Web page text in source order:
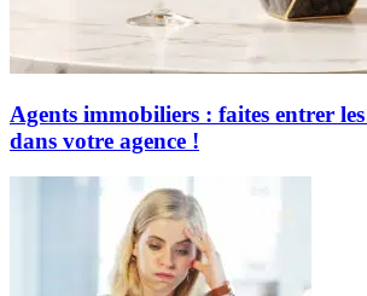
Agents immobiliers : faites entrer
dans votre agence !